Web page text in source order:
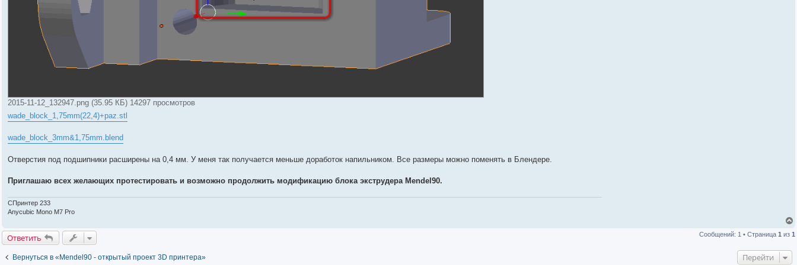
2015-11-12_132947.png (35.95 КБ) 14297 просмотров
wade_block_1,75mm(22,4)+paz.stl
wade_block_3mm&1,75mm.blend
Отверстия под подшипники расширены на 0,4 мм. У меня так получается меньше доработок напильником. Все размеры можно поменять в Блендере.
Приглашаю всех желающих протестировать и возможно продолжить модификацию блока экструдера Mendel90.
СПринтер 233
Anycubic Mono M7 Pro
Ответить Сообщений: 1 • Страница 1 из 1
Вернуться в «Mendel90 - открытый проект 3D принтера» Перейти